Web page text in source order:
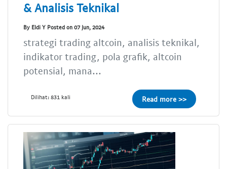
& Analisis Teknikal
By Eldi Y Posted on 07 Jun, 2024
strategi trading altcoin, analisis teknikal,
indikator trading, pola grafik, altcoin
potensial, mana...
Dilihat: 831 kali Read more >>